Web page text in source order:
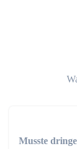
Musste